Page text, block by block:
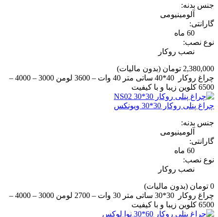
جنس بدنه:
آلومینیومی
گارانتی:
60 ماه
نوع نصب:
نصب روکار
2,380,000 تومان
(بدون مالیات)
چراغ روکار 40*40 ساتی متر 40 وات – 3600 لومن 3000 – 4000 –
6500 کلوین زیبا و با کیفیت
چراغ پنلی روکار 30*30 ویونکس
جنس بدنه:
آلومینیومی
گارانتی:
60 ماه
نوع نصب:
نصب روکار
0 تومان
(بدون مالیات)
چراغ روکار 30*30 ساتی متر 30 وات – 2700 لومن 3000 – 4000 –
6500 کلوین زیبا و با کیفیت